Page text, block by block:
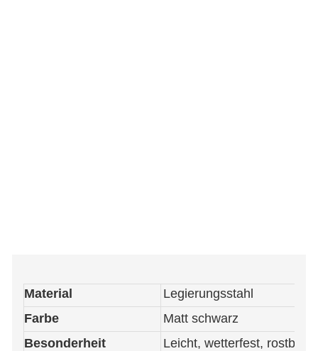
Material
Legierungsstahl
Farbe
Matt schwarz
Besonderheit
Leicht, wetterfest,